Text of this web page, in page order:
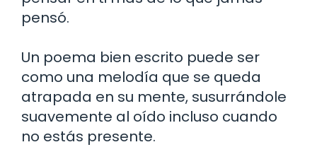
pensó.
Un poema bien escrito puede ser
como una melodía que se queda
atrapada en su mente, susurrándole
suavemente al oído incluso cuando
no estás presente.